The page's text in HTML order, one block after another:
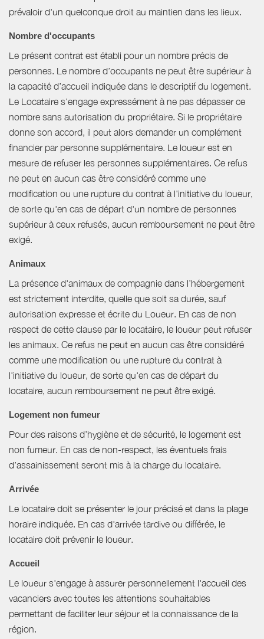
prévaloir d'un quelconque droit au maintien dans les lieux.
Nombre d'occupants
Le présent contrat est établi pour un nombre précis de
personnes. Le nombre d’occupants ne peut être supérieur à
la capacité d’accueil indiquée dans le descriptif du logement.
Le Locataire s'engage expressément à ne pas dépasser ce
nombre sans autorisation du propriétaire. Si le propriétaire
donne son accord, il peut alors demander un complément
financier par personne supplémentaire. Le loueur est en
mesure de refuser les personnes supplémentaires. Ce refus
ne peut en aucun cas être considéré comme une
modification ou une rupture du contrat à l'initiative du loueur,
de sorte qu'en cas de départ d'un nombre de personnes
supérieur à ceux refusés, aucun remboursement ne peut être
exigé.
Animaux
La présence d'animaux de compagnie dans l’hébergement
est strictement interdite, quelle que soit sa durée, sauf
autorisation expresse et écrite du Loueur. En cas de non
respect de cette clause par le locataire, le loueur peut refuser
les animaux. Ce refus ne peut en aucun cas être considéré
comme une modification ou une rupture du contrat à
l'initiative du loueur, de sorte qu'en cas de départ du
locataire, aucun remboursement ne peut être exigé.
Logement non fumeur
Pour des raisons d’hygiène et de sécurité, le logement est
non fumeur. En cas de non-respect, les éventuels frais
d’assainissement seront mis à la charge du locataire.
Arrivée
Le locataire doit se présenter le jour précisé et dans la plage
horaire indiquée. En cas d'arrivée tardive ou différée, le
locataire doit prévenir le loueur.
Accueil
Le loueur s'engage à assurer personnellement l'accueil des
vacanciers avec toutes les attentions souhaitables
permettant de faciliter leur séjour et la connaissance de la
région.